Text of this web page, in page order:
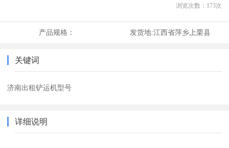
浏览次数： 173次
产品规格： 发货地:江西省萍乡上栗县
关键词
济南出租铲运机型号
详细说明